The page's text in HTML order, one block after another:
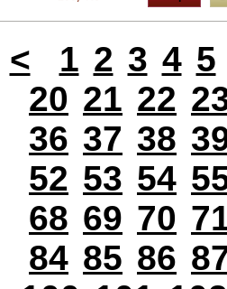
< 1 2 3 4 5
20 21 22
36 37 38
52 53 54
68 69 70
84 85 86